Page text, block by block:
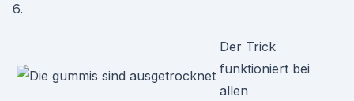
6.
Der Trick
funktioniert bei
allen